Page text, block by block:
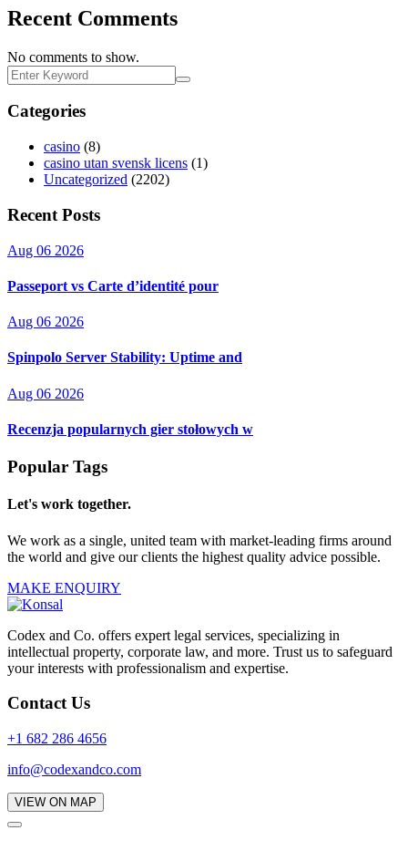
Recent Comments
No comments to show.
Categories
casino (8)
casino utan svensk licens (1)
Uncategorized (2202)
Recent Posts
Aug 06 2026
Passeport vs Carte d’identité pour
Aug 06 2026
Spinpolo Server Stability: Uptime and
Aug 06 2026
Recenzja popularnych gier stołowych w
Popular Tags
Let's work together.
We work as a single, united team with market-leading firms around
the world and give our clients the highest quality advice possible.
MAKE ENQUIRY
Codex and Co. offers expert legal services, specializing in
intellectual property, corporate law, and more. Trust us to safeguard
your interests with professionalism and expertise.
Contact Us
+1 682 286 4656
info@codexandco.com
VIEW ON MAP